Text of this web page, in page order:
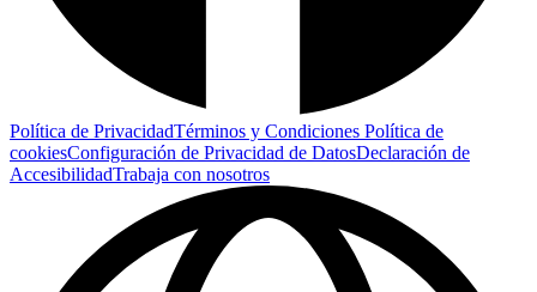
Política de PrivacidadTérminos y Condiciones Política de
cookiesConfiguración de Privacidad de DatosDeclaración de
AccesibilidadTrabaja con nosotros